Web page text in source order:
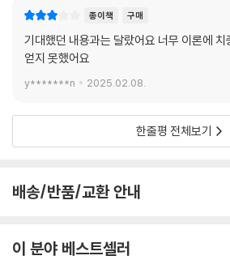
거나 수치심을 주어 두려워하게 만드는 일부 개
호히 반대한다. 이 책은 개를 사랑하는 모든 사
기도 하면서 요즘 각광받는 개 훈련사들에게도
련사들이 특별한 도움이 필요해서 찾아오는 개
에서 벗어나 다양한 맥락에서 개를 관찰하고 연
루 일과를 마치고 집으로 돌아가 개의 환대를
은 없다. 이 책을 읽으면 개와 함께하는 삶이 최
람 있게 되는 길이 열린다.
세계 최고 ‘개통령’이 전하는 행복한 견생 가이드
이 책의 저자 마크 베코프는 개에 관한한 세계
종이책 구매
기대했던 내용과는 달랐어요 너무 이론에
얻지 못했어요
y*******n 2025.02.08.
한줄평 전체보기
배송/반품/교환 안내
이 분야 베스트셀러